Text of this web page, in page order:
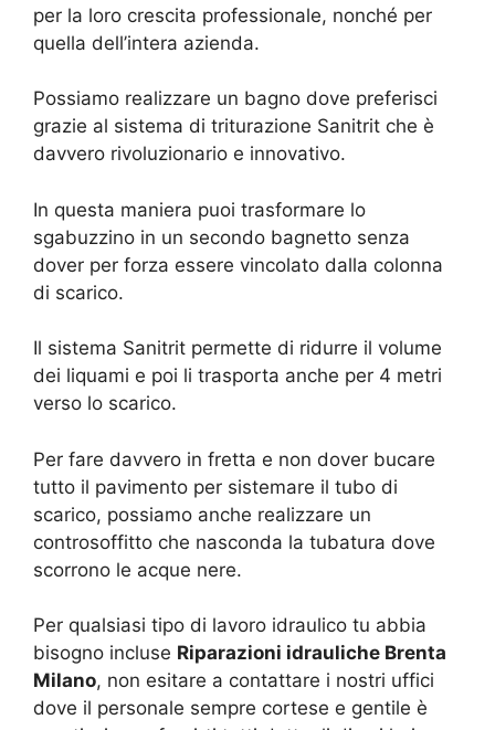
per la loro crescita professionale, nonché per
quella dell’intera azienda.
Possiamo realizzare un bagno dove preferisci
grazie al sistema di triturazione Sanitrit che è
davvero rivoluzionario e innovativo.
In questa maniera puoi trasformare lo
sgabuzzino in un secondo bagnetto senza
dover per forza essere vincolato dalla colonna
di scarico.
Il sistema Sanitrit permette di ridurre il volume
dei liquami e poi li trasporta anche per 4 metri
verso lo scarico.
Per fare davvero in fretta e non dover bucare
tutto il pavimento per sistemare il tubo di
scarico, possiamo anche realizzare un
controsoffitto che nasconda la tubatura dove
scorrono le acque nere.
Per qualsiasi tipo di lavoro idraulico tu abbia
bisogno incluse Riparazioni idrauliche Brenta
Milano, non esitare a contattare i nostri uffici
dove il personale sempre cortese e gentile è